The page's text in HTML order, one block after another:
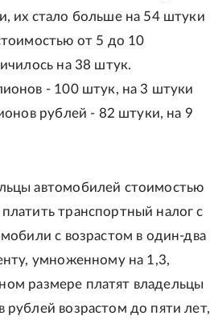
их стало больше на 54 штуки
от 5 до 10
на 38 штук.
- 100 штук, на 3 штуки
рублей - 82 штуки, на 9
автомобилей стоимостью
транспортный налог с
с возрастом в один-два
умноженному на 1,3,
размере платят владельцы
возрастом до пяти лет,